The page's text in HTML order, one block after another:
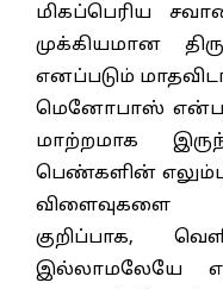
மிகப்பெரிய
முக்கியமான
எனப்படும்
மெனோபாஸ்
மாற்றமாக
பெண்களின்
விளைவுகளை
குறிப்பாக,
இல்லாமலேயே